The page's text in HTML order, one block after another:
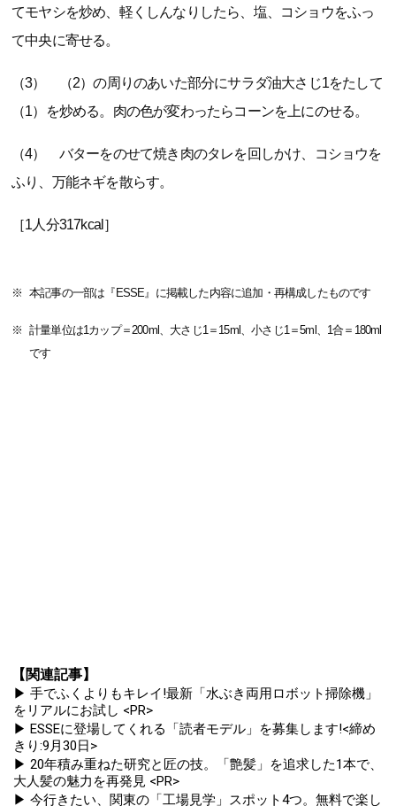
てモヤシを炒め、軽くしんなりしたら、塩、コショウをふっ
て中央に寄せる。
（3） （2）の周りのあいた部分にサラダ油大さじ1をたして
（1）を炒める。肉の色が変わったらコーンを上にのせる。
（4） バターをのせて焼き肉のタレを回しかけ、コショウを
ふり、万能ネギを散らす。
［1人分317kcal］
本記事の一部は『ESSE』に掲載した内容に追加・再構成したものです
計量単位は1カップ＝200ml、大さじ1＝15ml、小さじ1＝5ml、1合＝180ml
です
【関連記事】
▶ 手でふくよりもキレイ!最新「水ぶき両用ロボット掃除機」
をリアルにお試し <PR>
▶ ESSEに登場してくれる「読者モデル」を募集します!<締め
きり:9月30日>
▶ 20年積み重ねた研究と匠の技。「艶髪」を追求した1本で、
大人髪の魅力を再発見 <PR>
▶ 今行きたい、関東の「工場見学」スポット4つ。無料で楽し